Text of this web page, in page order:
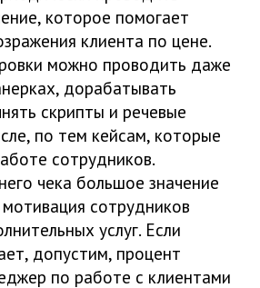
которое помогает
клиента по цене.
можно проводить даже
дорабатывать
скрипты и речевые
по тем кейсам, которые
сотрудников.
чека большое значение
сотрудников
услуг. Если
допустим, процент
по работе с клиентами